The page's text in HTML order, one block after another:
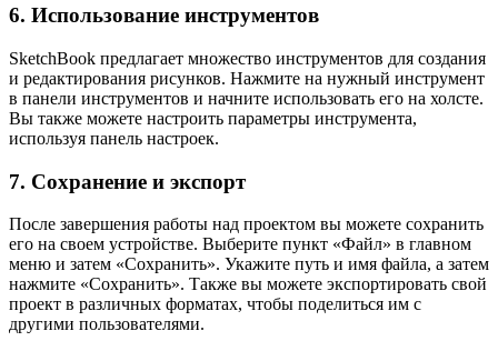
6. Использование инструментов
SketchBook предлагает множество инструментов для создания
и редактирования рисунков. Нажмите на нужный инструмент
в панели инструментов и начните использовать его на холсте.
Вы также можете настроить параметры инструмента,
используя панель настроек.
7. Сохранение и экспорт
После завершения работы над проектом вы можете сохранить
его на своем устройстве. Выберите пункт «Файл» в главном
меню и затем «Сохранить». Укажите путь и имя файла, а затем
нажмите «Сохранить». Также вы можете экспортировать свой
проект в различных форматах, чтобы поделиться им с
другими пользователями.